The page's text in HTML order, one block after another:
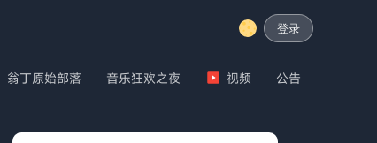
登录
翁丁原始部落 音乐狂欢之夜 视频 公告